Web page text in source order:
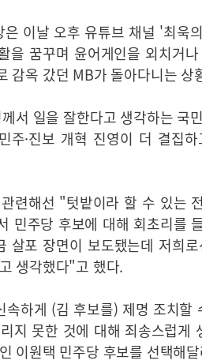
은 이날 오후 유튜브 채널 '최욱
을 꿈꾸며 윤어게인을 외치거
감옥 갔던 MB가 돌아다니는 상
서 일을 잘한다고 생각하는 국
·진보 개혁 진영이 더 결집
련해선 "텃밭이라 할 수 있는
민주당 후보에 대해 회초리를
살포 장면이 보도됐는데 저희
생각했다"고 했다.
하게 (김 후보를) 제명 조치할
지 못한 것에 대해 죄송스럽
이원택 민주당 후보를 선택해